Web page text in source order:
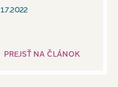
1.7.2022
PREJSŤ NA ČLÁNOK